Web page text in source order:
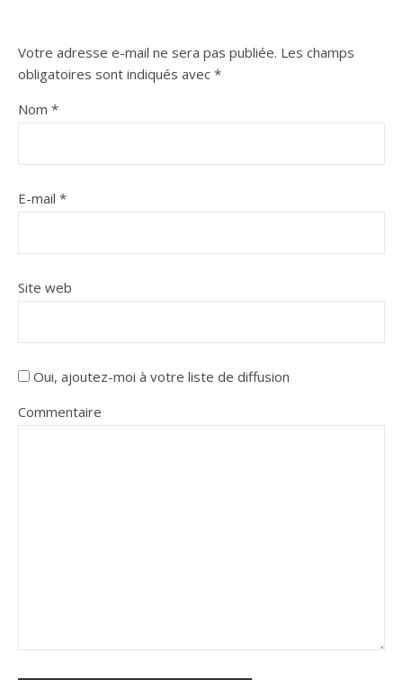
Votre adresse e-mail ne sera pas publiée. Les champs
obligatoires sont indiqués avec *
Nom *
E-mail *
Site web
Oui, ajoutez-moi à votre liste de diffusion
Commentaire